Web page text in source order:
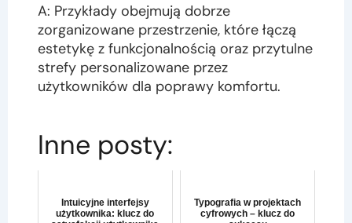
A: Przykłady obejmują dobrze
zorganizowane przestrzenie, które łączą
estetykę z funkcjonalnością oraz przytulne
strefy personalizowane przez
użytkowników dla poprawy komfortu.
Inne posty:
Intuicyjne interfejsy
użytkownika: klucz do
Typografia w projektach
cyfrowych – klucz do